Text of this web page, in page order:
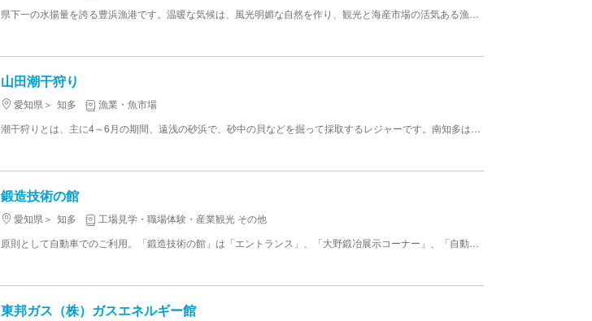
山田潮干狩り
愛知県 知多
漁業・魚市場
鍛造技術の館
愛知県 知多
工場見学・職場体験・産業観光 その他
東邦ガス（株）ガスエネルギー館